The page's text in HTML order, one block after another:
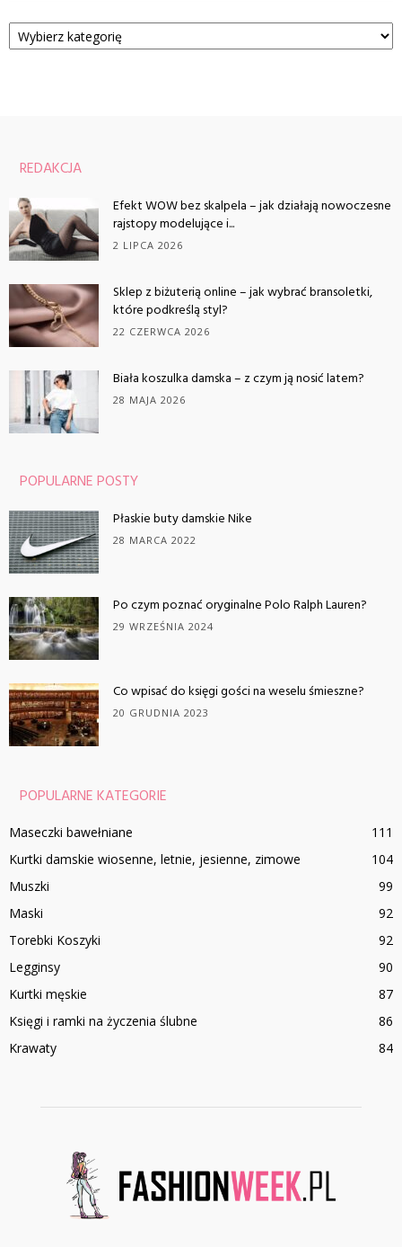
Kategorie
REDAKCJA
Efekt WOW bez skalpela – jak działają nowoczesne
rajstopy modelujące i...
2 LIPCA 2026
Sklep z biżuterią online – jak wybrać bransoletki,
które podkreślą styl?
22 CZERWCA 2026
Biała koszulka damska – z czym ją nosić latem?
28 MAJA 2026
POPULARNE POSTY
Płaskie buty damskie Nike
28 MARCA 2022
Po czym poznać oryginalne Polo Ralph Lauren?
29 WRZEŚNIA 2024
Co wpisać do księgi gości na weselu śmieszne?
20 GRUDNIA 2023
POPULARNE KATEGORIE
Maseczki bawełniane
111
Kurtki damskie wiosenne, letnie, jesienne, zimowe
104
Muszki
99
Maski
92
Torebki Koszyki
92
Legginsy
90
Kurtki męskie
87
Księgi i ramki na życzenia ślubne
86
Krawaty
84